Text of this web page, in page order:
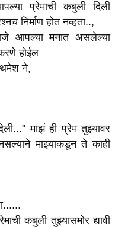
प्रेमाची कबुली दिली
निर्माण होत नव्हता..,
आपल्या मनात असलेल्या
होईल
ने,
माझं ही प्रेम तुझ्यावर
माझ्याकडून ते काही
कबुली तुझ्यासमोर द्यावी